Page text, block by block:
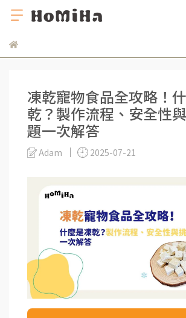
凍乾寵物食品全攻略！
乾？製作流程、安全性
題一次解答
Adam 2025-07-21